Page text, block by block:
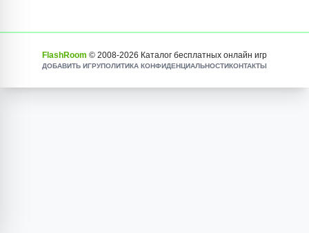
FlashRoom © 2008-2026 Каталог бесплатных онлайн игр
ДОБАВИТЬ ИГРУПОЛИТИКА КОНФИДЕНЦИАЛЬНОСТИКОНТАКТЫ